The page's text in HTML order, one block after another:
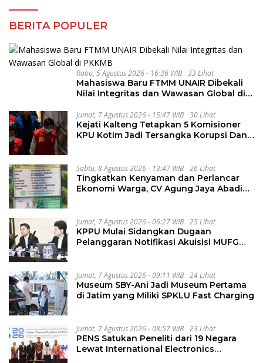
BERITA POPULER
Rabu, 5 Agustus 2026 - 16:36 WIB 33 Lihat
Mahasiswa Baru FTMM UNAIR Dibekali
Nilai Integritas dan Wawasan Global di
Jumat, 7 Agustus 2026 - 15:47 WIB 30 Lihat
Kejati Kalteng Tetapkan 5 Komisioner
KPU Kotim Jadi Tersangka Korupsi Dana
Sabtu, 8 Agustus 2026 - 13:47 WIB 26 Lihat
Tingkatkan Kenyaman dan Perlancar
Ekonomi Warga, CV Agung Jaya Abadi
Jumat, 7 Agustus 2026 - 06:27 WIB 25 Lihat
KPPU Mulai Sidangkan Dugaan
Pelanggaran Notifikasi Akuisisi MUFG
Jumat, 7 Agustus 2026 - 09:11 WIB 24 Lihat
Museum SBY-Ani Jadi Museum Pertama
di Jatim yang Miliki SPKLU Fast Charging
Jumat, 7 Agustus 2026 - 08:57 WIB 23 Lihat
PENS Satukan Peneliti dari 19 Negara
Lewat International Electronics